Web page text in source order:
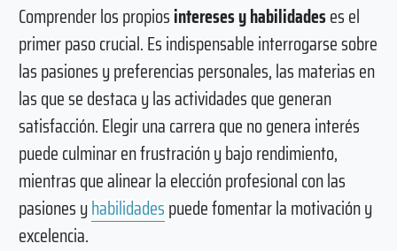
Comprender los propiosintereses y habilidadeses el
primer paso crucial. Es indispensable interrogarse sobre
las pasiones y preferencias personales, las materias en
las que se destaca y las actividades que generan
satisfacción. Elegir una carrera que no genera interés
puede culminar en frustración y bajo rendimiento,
mientras que alinear la elección profesional con las
pasiones yhabilidadespuede fomentar la motivación y
excelencia.